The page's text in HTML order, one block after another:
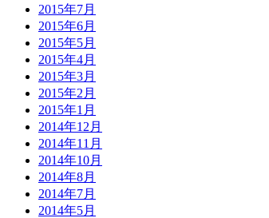
2015年7月
2015年6月
2015年5月
2015年4月
2015年3月
2015年2月
2015年1月
2014年12月
2014年11月
2014年10月
2014年8月
2014年7月
2014年5月